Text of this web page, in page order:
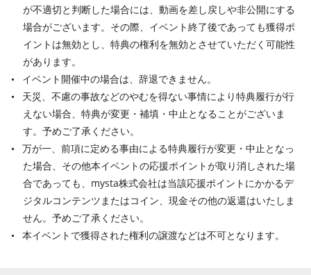
が不適切と判断した場合には、動画を差し戻しや非公開にする
場合がございます。その際、イベント終了後であっても獲得ポ
イントは無効とし、特典の権利を無効とさせていただく可能性
があります。
イベント開催中の場合は、辞退できません。
天災、不慮の事故などのやむを得ない事情により特典履行が行
えない場合、特典が変更・補填・中止となることがございま
す。予めご了承ください。
万が一、前項に定める事由による特典履行が変更・中止となっ
た場合、その他本イベントの応援ポイントが取り消しされた場
合であっても、mysta株式会社は当該応援ポイントにかかるデ
ジタルコンテンツまたはコイン、現金その他の返還はいたしま
せん。予めご了承ください。
本イベントで獲得された権利の譲渡などは不可となります。